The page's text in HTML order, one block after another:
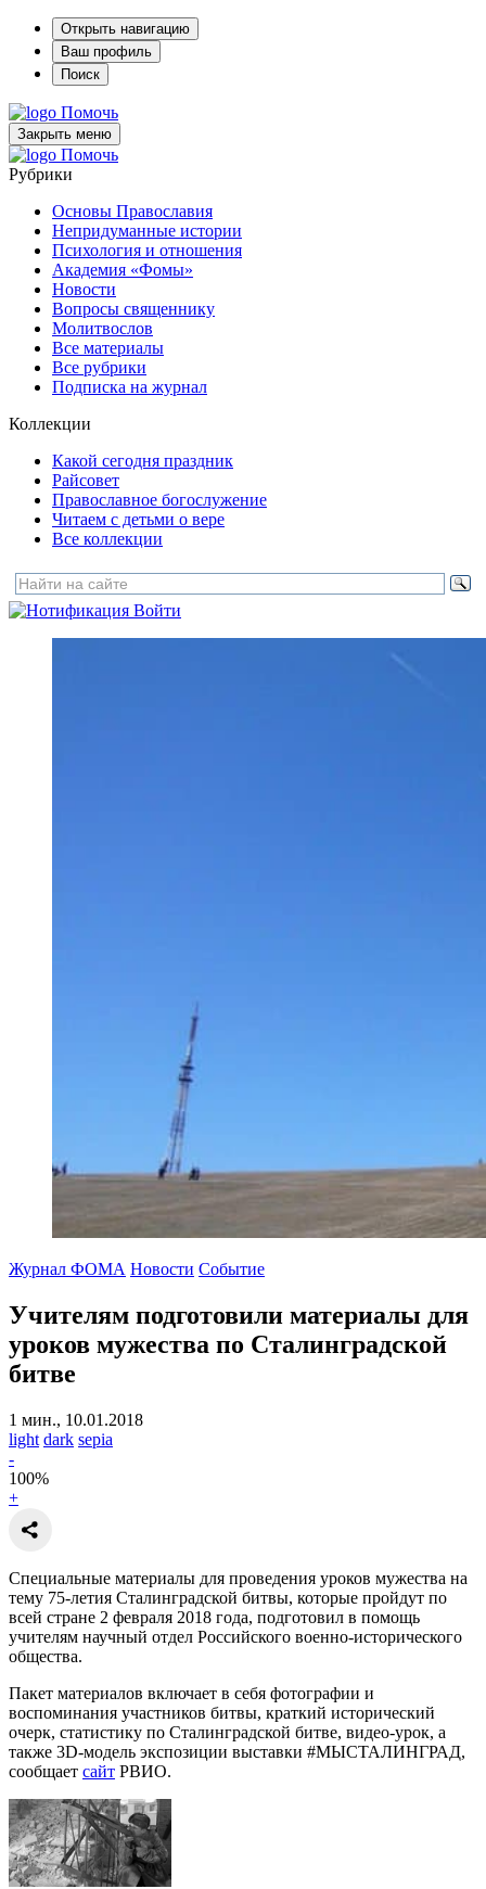
Открыть навигацию
Ваш профиль
Поиск
Помочь
Закрыть меню
Помочь
Рубрики
Основы Православия
Непридуманные истории
Психология и отношения
Академия «Фомы»
Новости
Вопросы священнику
Молитвослов
Все материалы
Все рубрики
Подписка на журнал
Коллекции
Какой сегодня праздник
Райсовет
Православное богослужение
Читаем с детьми о вере
Все коллекции
Войти
Журнал ФОМА Новости Событие
Учителям подготовили материалы для
уроков мужества по Сталинградской
битве
1 мин., 10.01.2018
light dark sepia
-
100%
+
Специальные материалы для проведения уроков мужества на
тему 75-летия Сталинградской битвы, которые пройдут по
всей стране 2 февраля 2018 года, подготовил в помощь
учителям научный отдел Российского военно-исторического
общества.
Пакет материалов включает в себя фотографии и
воспоминания участников битвы, краткий исторический
очерк, статистику по Сталинградской битве, видео-урок, а
также 3D-модель экспозиции выставки #МЫСТАЛИНГРАД,
сообщает сайт РВИО.